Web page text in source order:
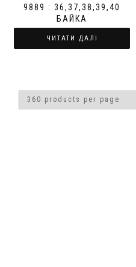
9889 : 36,37,38,39,40
БАЙКА
ЧИТАТИ ДАЛІ